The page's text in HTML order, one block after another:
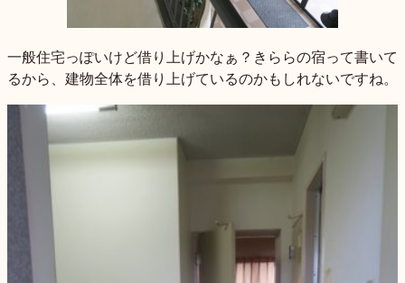
一般住宅っぽいけど借り上げかなぁ？きららの宿って書いて
るから、建物全体を借り上げているのかもしれないですね。